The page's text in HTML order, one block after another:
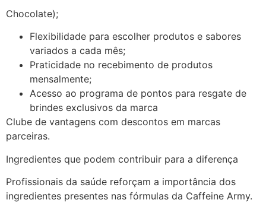
Chocolate);
Flexibilidade para escolher produtos e sabores
variados a cada mês;
Praticidade no recebimento de produtos
mensalmente;
Acesso ao programa de pontos para resgate de
brindes exclusivos da marca
Clube de vantagens com descontos em marcas
parceiras.
Ingredientes que podem contribuir para a diferença
Profissionais da saúde reforçam a importância dos
ingredientes presentes nas fórmulas da Caffeine Army.